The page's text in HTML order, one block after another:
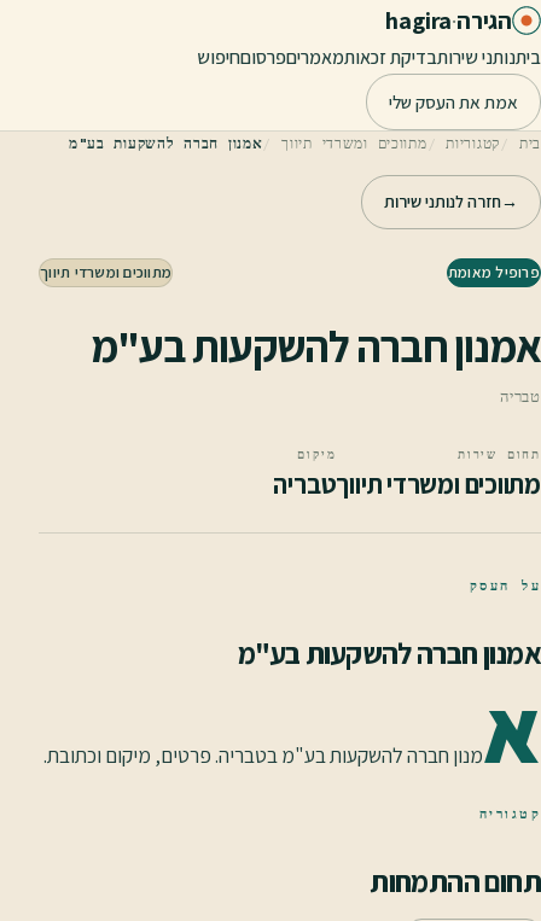
דלג לתוכן הראשי
הגירה·
hagira
ביתנותני שירותבדיקת זכאותמאמריםפרסוםחיפוש
אמת את העסק שלי
בית קטגוריות מתווכים ומשרדי תיווך אמנון חברה להשקעות בע"מ
→חזרה לנותני שירות
פרופיל מאומת מתווכים ומשרדי תיווך
אמנון חברה להשקעות בע"מ
טבריה
תחום שירות
מתווכים ומשרדי תיווך
מיקום
טבריה
על העסק
אמנון חברה להשקעות בע"מ
אמנון חברה להשקעות בע"מ בטבריה. פרטים, מיקום וכתובת.
קטגוריה
תחום ההתמחות